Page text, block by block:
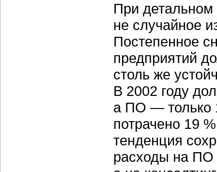
При детальном
не случайное
Постепенное
предприятий
столь же
В 2002 году
а ПО — только
потрачено 19
тенденция
расходы на ПО